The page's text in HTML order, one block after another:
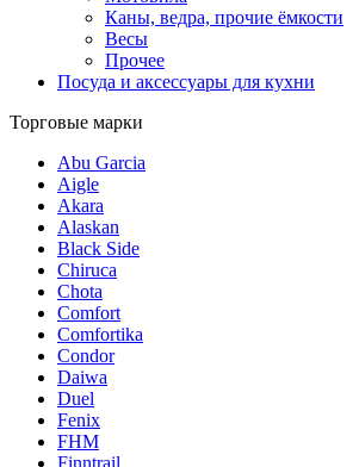
Каны, ведра, прочие ёмкости
Весы
Прочее
Посуда и аксессуары для кухни
Торговые марки
Abu Garcia
Aigle
Akara
Alaskan
Black Side
Chiruca
Chota
Comfort
Comfortika
Condor
Daiwa
Duel
Fenix
FHM
Finntrail